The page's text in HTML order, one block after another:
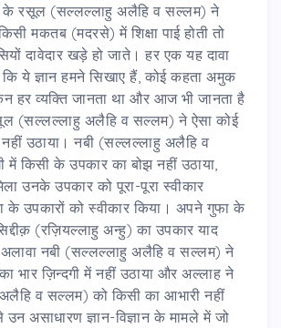
के रसूल (सल्लल्लाहु अलैहि व सल्लम) ने
मकतब (मदरसे) में शिक्षा पाई होती तो
दावेदार खड़े हो जाते। हर एक यह दावा
ये ज्ञान हमने सिखाए हैं, कोई कहता अमुक
हर व्यक्ति जानता था और आज भी जानता है
(सल्लल्लाहु अलैहि व सल्लम) ने ऐसा कोई
उठाया। नबी (सल्लल्लाहु अलैहि व
में किसी के उपकार का बोझ नहीं उठाया,
उनके उपकार को पूरा-पूरा स्वीकार
के उपकारों को स्वीकार किया। अपने गुफा के
(रज़ियल्लाहु अन्हु) का उपकार याद
नबी (सल्लल्लाहु अलैहि व सल्लम) ने
भार ज़िन्दगी में नहीं उठाया और अल्लाह ने
व सल्लम) को किसी का आभारी नहीं
असाधारण ज्ञान-विज्ञान के मामले में जो